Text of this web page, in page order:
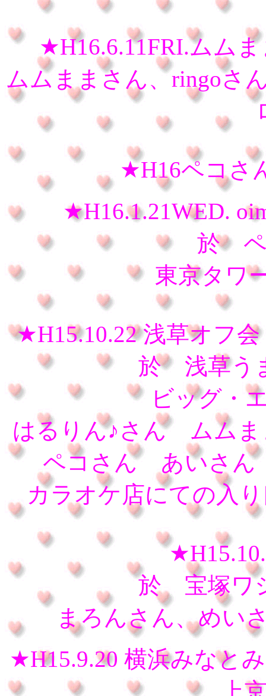
★H16.6.11FRI.ムム
ムムままさん、ringoさ
★H16ペコさ
★H16.1.21WED.
於 ペ
東京タワ
★H15.10.22 浅草オフ
於 浅草う
ビッグ・
はるりん♪さん ムム
ペコさん あいさ
カラオケ店にての入
於 宝塚ワ
まろんさん、めい
★H15.9.20 横浜みなと